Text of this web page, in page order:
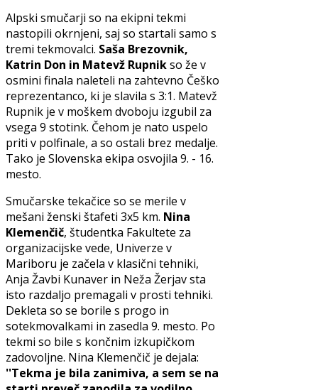
Alpski smučarji so na ekipni tekmi
nastopili okrnjeni, saj so startali samo s
tremi tekmovalci. Saša Brezovnik,
Katrin Don in Matevž Rupnikso že v
osmini finala naleteli na zahtevno Češko
reprezentanco, ki je slavila s 3:1. Matevž
Rupnik je v moškem dvoboju izgubil za
vsega 9 stotink. Čehom je nato uspelo
priti v polfinale, a so ostali brez medalje.
Tako je Slovenska ekipa osvojila 9. - 16.
mesto.
Smučarske tekačice so se merile v
mešani ženski štafeti 3x5 km. Nina
Klemenčič, študentka Fakultete za
organizacijske vede, Univerze v
Mariboru je začela v klasični tehniki,
Anja Žavbi Kunaver in Neža Žerjav sta
isto razdaljo premagali v prosti tehniki.
Dekleta so se borile s progo in
sotekmovalkami in zasedla 9. mesto. Po
tekmi so bile s končnim izkupičkom
zadovoljne. Nina Klemenčič je dejala:
''Tekma je bila zanimiva, a sem se na